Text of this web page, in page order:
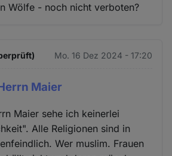
Wölfe - noch nicht verboten?
Mo. 16 Dez 2024 - 17:20
Maier
Maier sehe ich keinerlei
Alle Religionen sind in
Wer muslim. Frauen